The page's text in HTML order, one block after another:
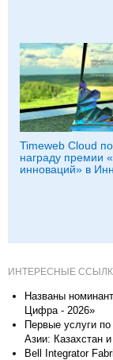
Timeweb Cloud
награду премии
инноваций» в
ИНТЕРЕСНЫЕ
Названы
Цифра - 2026»
Первые услуги
Азии: Казахстан
Bell Integrator